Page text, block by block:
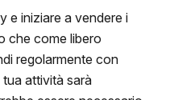
e iniziare a vendere i
che come libero
regolarmente con
tua attività sarà